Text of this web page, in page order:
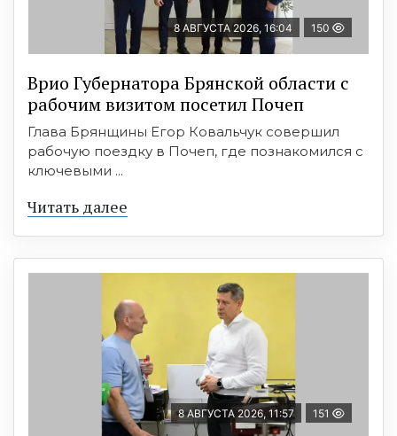
8 АВГУСТА 2026, 16:04 150
Врио Губернатора Брянской области с
рабочим визитом посетил Почеп
Глава Брянщины Егор Ковальчук совершил
рабочую поездку в Почеп, где познакомился с
ключевыми ...
Читать далее
8 АВГУСТА 2026, 11:57 151